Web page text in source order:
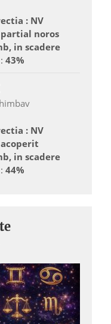
: NV
noros
in scadere
43%
: NV
in scadere
44%